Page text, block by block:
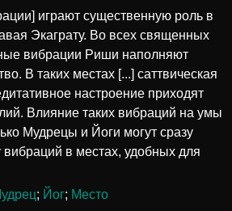
играют существенную роль в
Экаграту. Во всех священных
вибрации Риши наполняют
В таких местах [...] саттвическая
настроение приходят
Влияние таких вибраций на умы
Мудрецы и Йоги могут сразу
вибраций в местах, удобных для
; Йог; Место